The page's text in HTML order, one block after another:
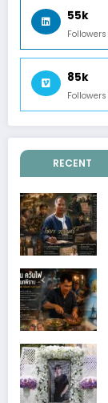
55k
Followers
85k
Followers
RECENT